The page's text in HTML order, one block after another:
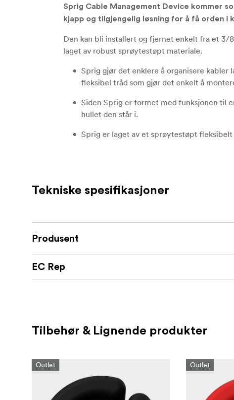
Sprig Cable Management Device kommer
kjapp og tilgjengelig løsning for å få orden i
Den kan bli installert og fjernet enkelt fra et 3/
laget av robust sprøytestøpt materiale.
Sprig gjør det enklere å organisere
fleksibel tråd som gjør det enkelt å
Siden Sprig er formet med funksjonen til
hullet den står i.
Sprig er laget av et sprøytestøpt
Tekniske spesifikasjoner
Produsent
EC Rep
Tilbehør & Lignende produkter
Outlet Outlet